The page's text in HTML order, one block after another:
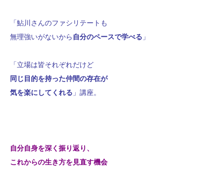
「鮎川さんのファシリテートも
無理強いがないから 自分のペースで学べる 」
「立場は皆それぞれだけど
同じ目的を持った仲間の存在が
気を楽にしてくれる 」講座。
自分自身を深く振り返り、
これからの生き方を見直す機会